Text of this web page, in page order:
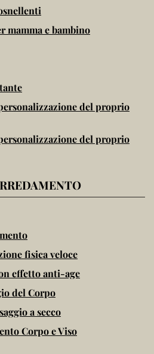
mamma e bambino
del proprio
del proprio
fisica veloce
effetto anti-age
del Corpo
a secco
Corpo e Viso